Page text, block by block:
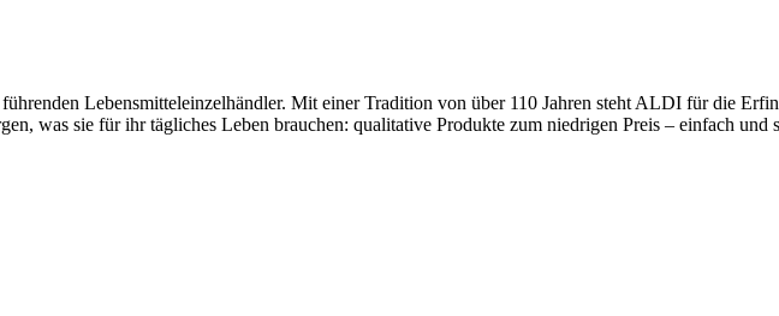
Lebensmitteleinzelhändler. Mit einer Tradition von über 110 Jahren steht ALDI für die
was sie für ihr tägliches Leben brauchen: qualitative Produkte zum niedrigen Preis – einfach und